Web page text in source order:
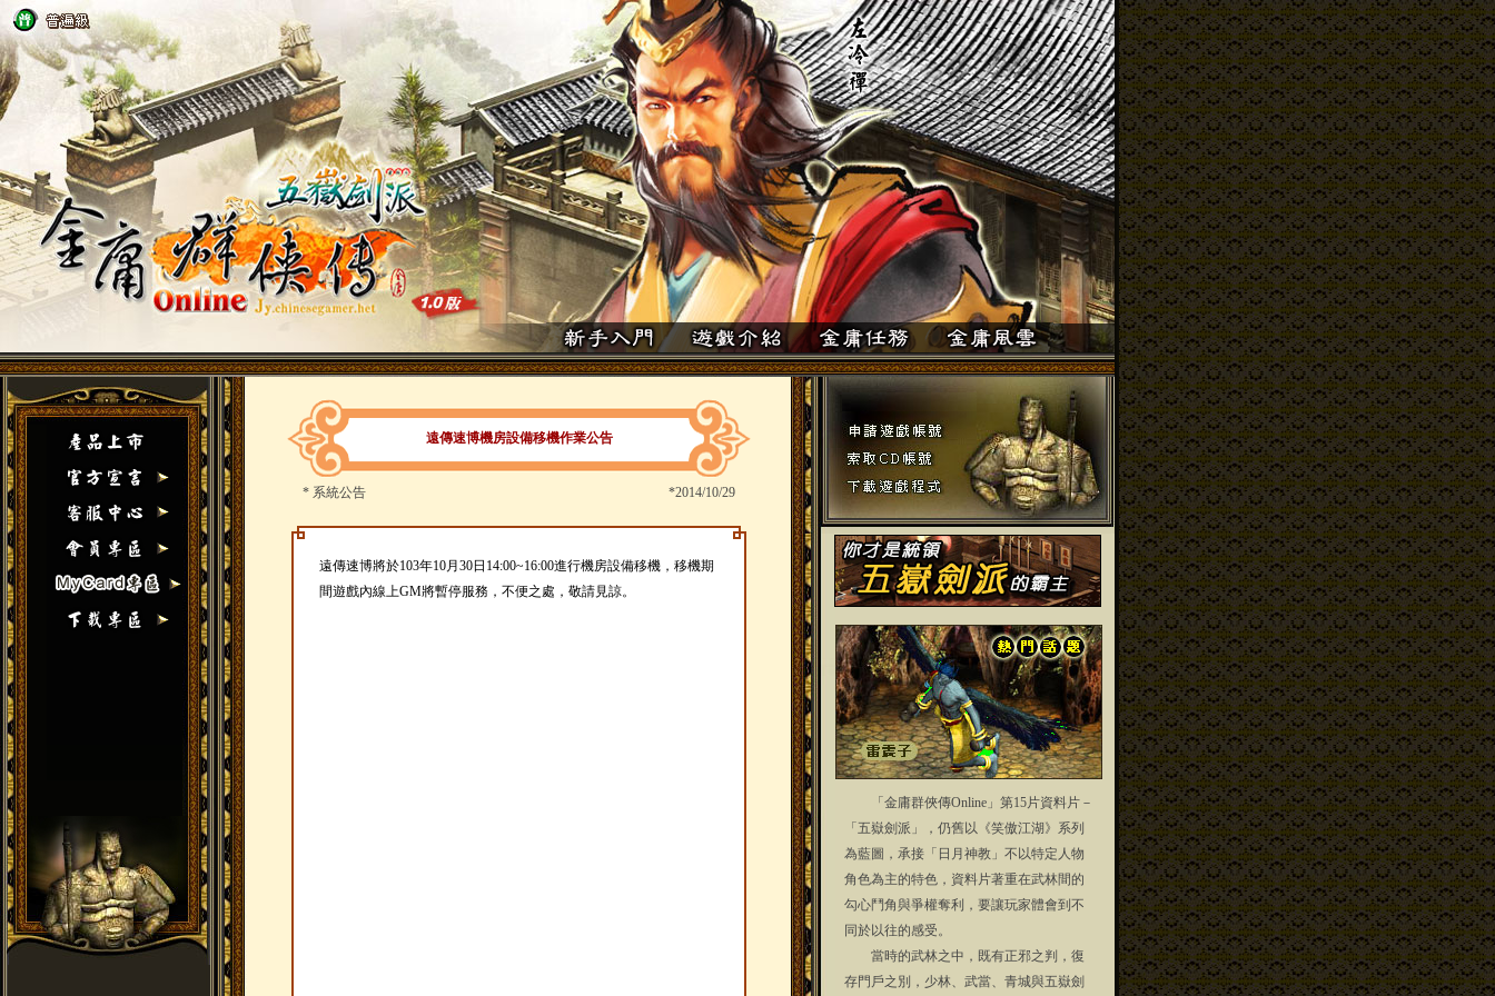
遠傳速博機房設備移機作業公告
* 系統公告 *2014/10/29
遠傳速博將於103年10月30日14:00~16:00進行機房設備移機，移機期
間遊戲內線上GM將暫停服務，不便之處，敬請見諒。
「金庸群俠傳Online」第15片資料片－
「五嶽劍派」，仍舊以《笑傲江湖》系列
為藍圖，承接「日月神教」不以特定人物
角色為主的特色，資料片著重在武林間的
勾心鬥角與爭權奪利，要讓玩家體會到不
同於以往的感受。
當時的武林之中，既有正邪之判，復
存門戶之別，少林、武當、青城與五嶽劍